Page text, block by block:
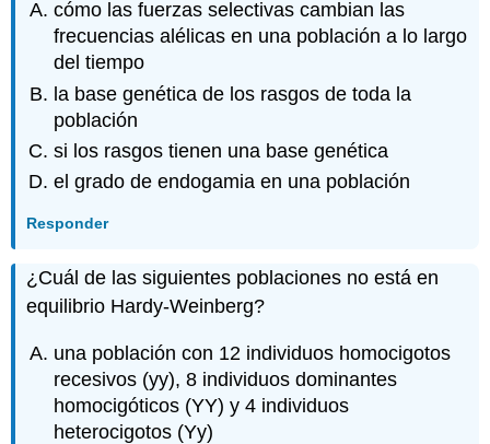
cómo las fuerzas selectivas cambian las
frecuencias alélicas en una población a lo largo
del tiempo
la base genética de los rasgos de toda la
población
si los rasgos tienen una base genética
el grado de endogamia en una población
Responder
¿Cuál de las siguientes poblaciones no está en
equilibrio Hardy-Weinberg?
una población con 12 individuos homocigotos
recesivos (yy), 8 individuos dominantes
homocigóticos (YY) y 4 individuos
heterocigotos (Yy)